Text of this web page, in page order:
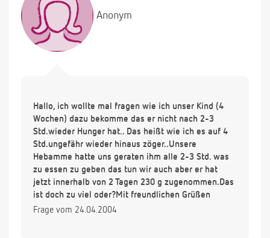
Anonym
Hallo, ich wollte mal fragen wie ich unser Kind (4
Wochen) dazu bekomme das er nicht nach 2-3
Std.wieder Hunger hat.. Das heißt wie ich es auf 4
Std.ungefähr wieder hinaus zöger..Unsere
Hebamme hatte uns geraten ihm alle 2-3 Std. was
zu essen zu geben das tun wir auch aber er hat
jetzt innerhalb von 2 Tagen 230 g zugenommen.Das
ist doch zu viel oder?Mit freundlichen Grüßen
Frage vom 24.04.2004